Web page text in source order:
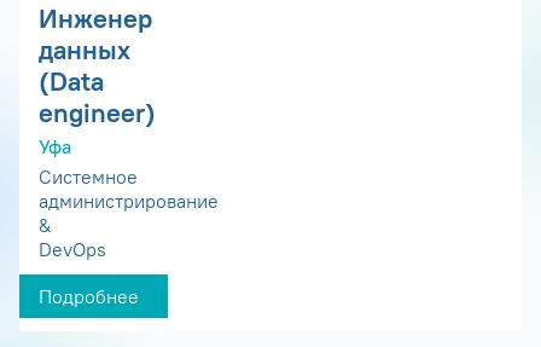
Инженер
данных
(Data
engineer)
Уфа
Системное
администрирование
&
DevOps
Подробнее